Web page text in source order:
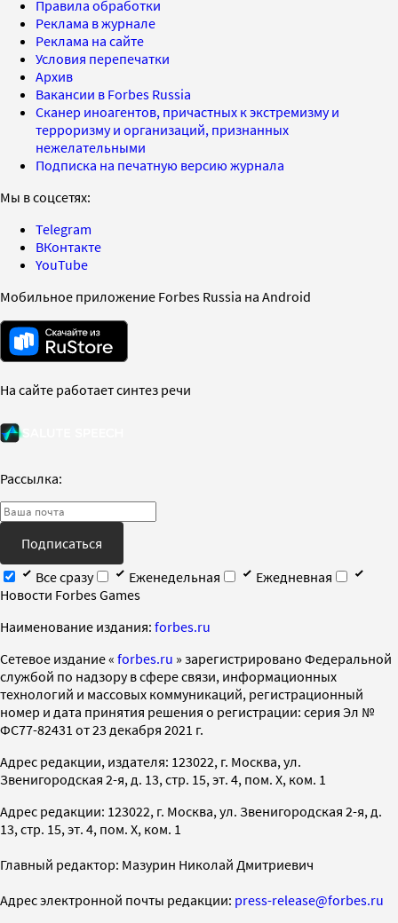
Правила обработки
Реклама в журнале
Реклама на сайте
Условия перепечатки
Архив
Вакансии в Forbes Russia
Сканер иноагентов, причастных к экстремизму и
терроризму и организаций, признанных
нежелательными
Подписка на печатную версию журнала
Мы в соцсетях:
Telegram
ВКонтакте
YouTube
Мобильное приложение Forbes Russia на Android
На сайте работает синтез речи
Рассылка:
Подписаться
Все сразу
Еженедельная
Ежедневная
Новости Forbes Games
Наименование издания: forbes.ru
Cетевое издание « forbes.ru » зарегистрировано Федеральной
службой по надзору в сфере связи, информационных
технологий и массовых коммуникаций, регистрационный
номер и дата принятия решения о регистрации: серия Эл №
ФС77-82431 от 23 декабря 2021 г.
Адрес редакции, издателя: 123022, г. Москва, ул.
Звенигородская 2-я, д. 13, стр. 15, эт. 4, пом. X, ком. 1
Адрес редакции: 123022, г. Москва, ул. Звенигородская 2-я, д.
13, стр. 15, эт. 4, пом. X, ком. 1
Главный редактор: Мазурин Николай Дмитриевич
Адрес электронной почты редакции: press-release@forbes.ru